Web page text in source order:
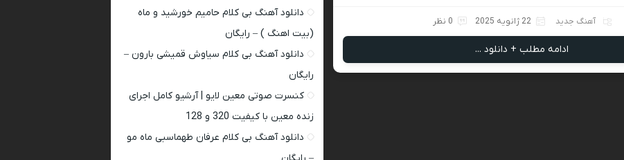
آهنگ جدید 22 ژانویه 2025 0 نظر
ادامه مطلب + دانلود ...
دانلود آهنگ بی کلام حامیم خورشید و ماه
(بیت اهنگ ) – رایگان
دانلود آهنگ بی کلام سیاوش قمیشی بارون –
رایگان
کنسرت صوتی معین لایو | آرشیو کامل اجرای
زنده معین با کیفیت 320 و 128
دانلود آهنگ بی کلام عرفان طهماسبی ماه مو